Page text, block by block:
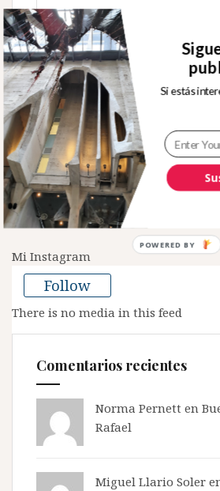
Buscar:
Sígueme en Twitter
Tweets by rafjuan
Mi Instagram
Follow
There is no media in this feed
Comentarios recientes
Norma Pernett en
Rafael
Miguel Llario Soler
Si estás
POWERED BY